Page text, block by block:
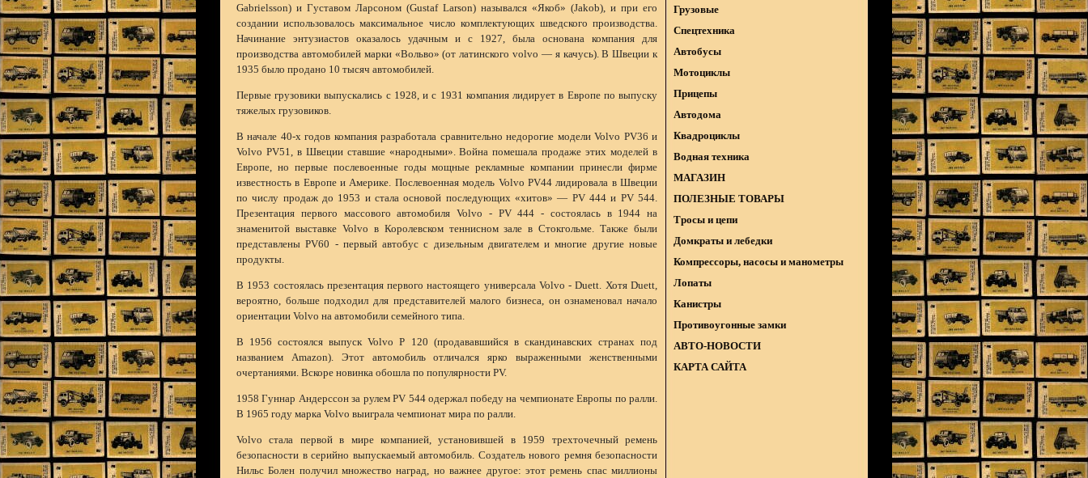
Gabrielsson) и Густавом Ларсоном (Gustaf Larson) назывался «Якоб» (Jakob), и при его
создании использовалось максимальное число комплектующих шведского производства.
Начинание энтузиастов оказалось удачным и с 1927, была основана компания для
производства автомобилей марки «Вольво» (от латинского volvo — я качусь). В Швеции к
1935 было продано 10 тысяч автомобилей.
Первые грузовики выпускались с 1928, и с 1931 компания лидирует в Европе по выпуску
тяжелых грузовиков.
В начале 40-х годов компания разработала сравнительно недорогие модели Volvo PV36 и
Volvo PV51, в Швеции ставшие «народными». Война помешала продаже этих моделей в
Европе, но первые послевоенные годы мощные рекламные компании принесли фирме
известность в Европе и Америке. Послевоенная модель Volvo PV44 лидировала в Швеции
по числу продаж до 1953 и стала основой последующих «хитов» — PV 444 и PV 544.
Презентация первого массового автомобиля Volvo - PV 444 - состоялась в 1944 на
знаменитой выставке Volvo в Королевском теннисном зале в Стокгольме. Также были
представлены PV60 - первый автобус с дизельным двигателем и многие другие новые
продукты.
В 1953 состоялась презентация первого настоящего универсала Volvo - Duett. Хотя Duett,
вероятно, больше подходил для представителей малого бизнеса, он ознаменовал начало
ориентации Volvo на автомобили семейного типа.
В 1956 состоялся выпуск Volvo P 120 (продававшийся в скандинавских странах под
названием Amazon). Этот автомобиль отличался ярко выраженными женственными
очертаниями. Вскоре новинка обошла по популярности PV.
1958 Гуннар Андерссон за рулем PV 544 одержал победу на чемпионате Европы по ралли.
В 1965 году марка Volvo выиграла чемпионат мира по ралли.
Volvo стала первой в мире компанией, установившей в 1959 трехточечный ремень
безопасности в серийно выпускаемый автомобиль. Создатель нового ремня безопасности
Нильс Болен получил множество наград, но важнее другое: этот ремень спас миллионы
Грузовые
Спецтехника
Автобусы
Мотоциклы
Прицепы
Автодома
Квадроциклы
Водная техника
МАГАЗИН
ПОЛЕЗНЫЕ ТОВАРЫ
Тросы и цепи
Домкраты и лебедки
Компрессоры, насосы и манометры
Лопаты
Канистры
Противоугонные замки
АВТО-НОВОСТИ
КАРТА САЙТА